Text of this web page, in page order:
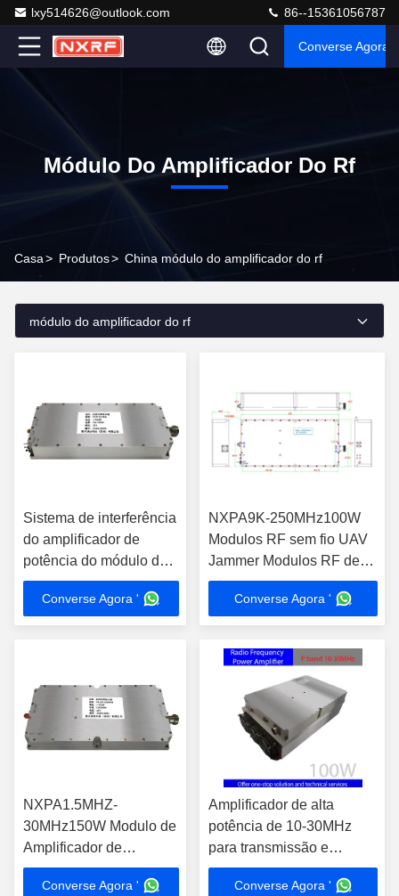
lxy514626@outlook.com 86--15361056787
Converse Agora
Módulo Do Amplificador Do Rf
Casa> Produtos> China módulo do amplificador do rf
módulo do amplificador do rf
Sistema de interferência
do amplificador de
potência do módulo de
oscilador de RF
NXPA30 678MHz 100W
Converse Agora '
NXPA9K-250MHz100W
Modulos RF sem fio UAV
Jammer Modulos RF de
alta potência Amplificador
de banda larga RF
Converse Agora '
NXPA1.5MHZ-
30MHz150W Modulo de
Amplificador de
Potência de RF Portátil
Sistema Anti-Drone e
Converse Agora '
Amplificador de alta
potência de 10-30MHz
para transmissão e
comunicação HF
Converse Agora '